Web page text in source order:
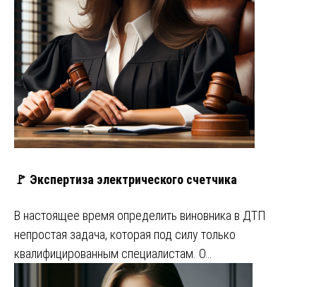
🚩 Экспертиза электрического счетчика
В настоящее время определить виновника в ДТП
непростая задача, которая под силу только
квалифицированным специалистам. О…